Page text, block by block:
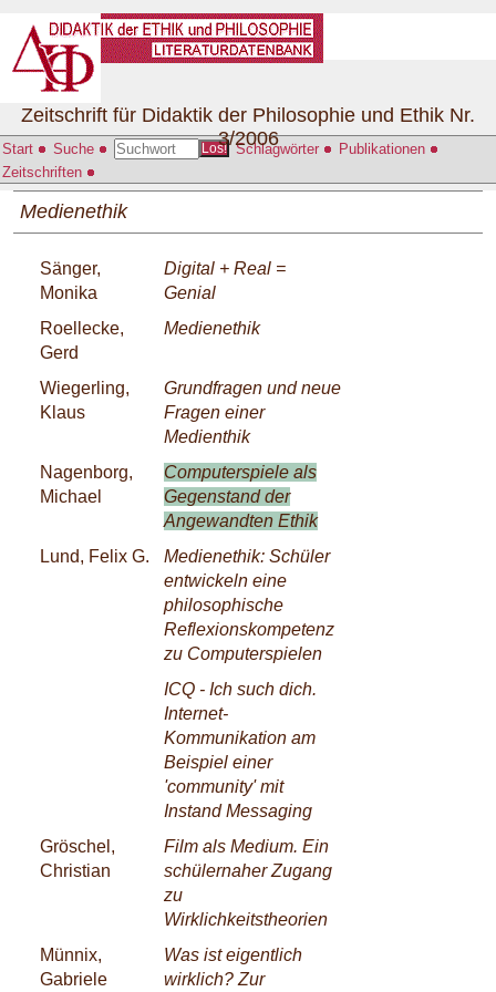
Start Suche Los! Schlagwörter
Publikationen
Zeitschriften
Zeitschrift für Didaktik der Philosophie und Ethik Nr.
3/2006
Medienethik
Sänger,
Monika
Digital + Real =
Genial
Roellecke,
Gerd
Medienethik
Wiegerling,
Klaus
Grundfragen und neue
Fragen einer
Medienthik
Nagenborg,
Michael
Computerspiele als
Gegenstand der
Angewandten Ethik
Lund, Felix G.
Medienethik: Schüler
entwickeln eine
philosophische
Reflexionskompetenz
zu Computerspielen
ICQ - Ich such dich.
Internet-
Kommunikation am
Beispiel einer
'community' mit
Instand Messaging
Gröschel,
Christian
Film als Medium. Ein
schülernaher Zugang
zu
Wirklichkeitstheorien
Münnix,
Gabriele
Was ist eigentlich
wirklich? Zur